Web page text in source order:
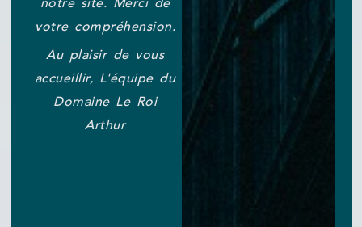
votre compréhension.
Au plaisir de vous
accueillir, L'équipe du
Domaine Le Roi
Arthur